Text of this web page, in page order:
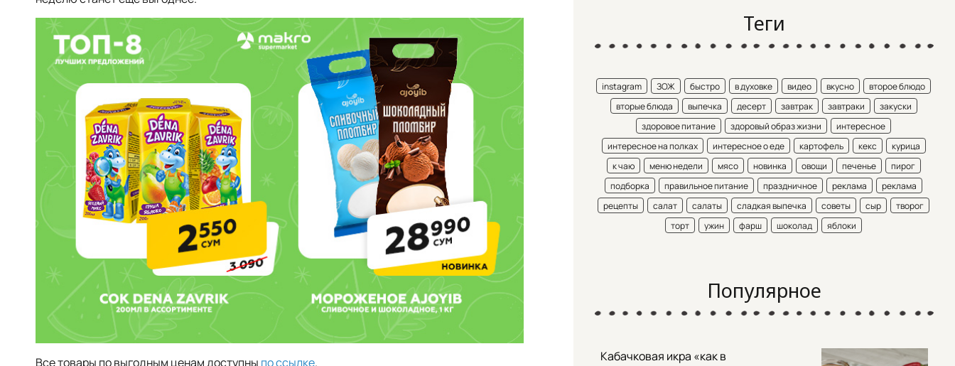
Все товары по выгодным ценам доступны по ссылке.
Теги
instagram ЗОЖ быстро в духовке видео вкусно
второе блюдо
вторые блюда
выпечка десерт завтрак завтраки
закуски
здоровое питание
здоровый образ жизни
интересное
интересное на полках
интересное о еде картофель кекс
курица
к чаю
меню недели мясо новинка овощи печенье
пирог
подборка
правильное питание праздничное реклама
реклама
рецепты
салат салаты сладкая выпечка советы сыр
творог
торт
ужин фарш шоколад яблоки
Популярное
Кабачковая икра «как в